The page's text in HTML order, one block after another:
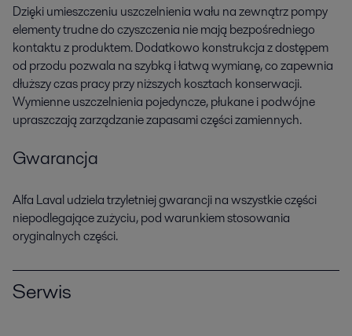
Dzięki umieszczeniu uszczelnienia wału na zewnątrz pompy
elementy trudne do czyszczenia nie mają bezpośredniego
kontaktu z produktem. Dodatkowo konstrukcja z dostępem
od przodu pozwala na szybką i łatwą wymianę, co zapewnia
dłuższy czas pracy przy niższych kosztach konserwacji.
Wymienne uszczelnienia pojedyncze, płukane i podwójne
upraszczają zarządzanie zapasami części zamiennych.
Gwarancja
Alfa Laval udziela trzyletniej gwarancji na wszystkie części
niepodlegające zużyciu, pod warunkiem stosowania
oryginalnych części.
Serwis